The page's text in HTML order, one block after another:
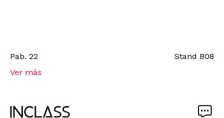
Pab. 22 Stand B08
Ver más